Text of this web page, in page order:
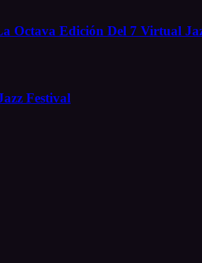
Octava Edición Del 7 Virtual
Festival